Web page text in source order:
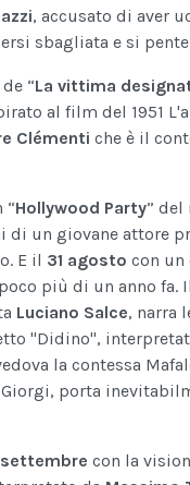
, accusato di aver
sbagliata e si pente
“La vittima
al film del 1951
Clémenti che è il
“Hollywood Party” del
di un giovane attore
E il 31 agosto con
più di un anno fa.
Luciano Salce, narra
"Didino",
la contessa
Giorgi, porta
con la